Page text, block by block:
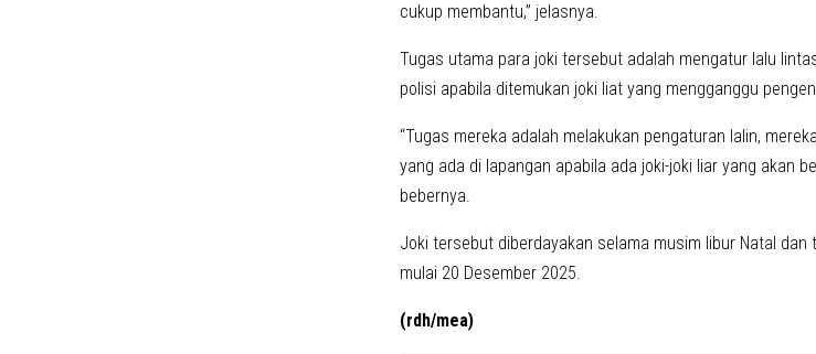
cukup membantu,” jelasnya.
Tugas utama para joki tersebut adalah mengatur lalu
polisi apabila ditemukan joki liat yang mengganggu
“Tugas mereka adalah melakukan pengaturan lalin,
yang ada di lapangan apabila ada joki-joki liar yang akan
bebernya.
Joki tersebut diberdayakan selama musim libur Natal
mulai 20 Desember 2025.
(rdh/mea)